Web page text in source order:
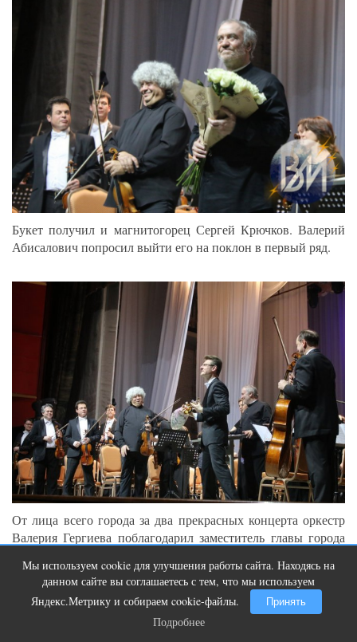
Букет получил и магнитогорец Сергей Крючков. Валерий
Абисалович попросил выйти его на поклон в первый ряд.
От лица всего города за два прекрасных концерта оркестр
Валерия Гергиева поблагодарил заместитель главы города
Мы используем cookie для улучшения работы сайта. Находясь на
данном сайте вы соглашаетесь с тем, что мы используем
Яндекс.Метрику и собираем cookie-файлы.
Принять
Подробнее
Ролик из Омска: вы будете смеяться
долго
Подробнее